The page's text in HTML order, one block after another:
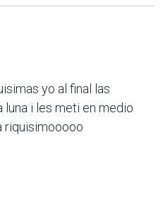
yo al final las
i les meti en medio
riquisimooooo